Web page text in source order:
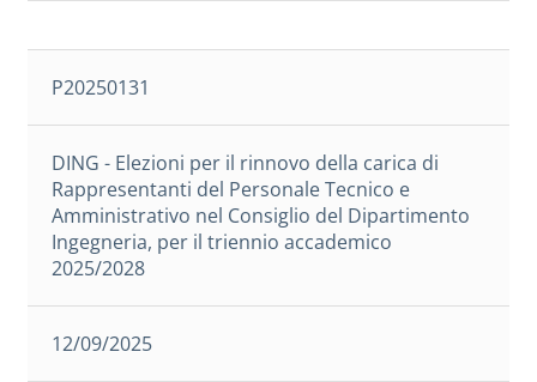
P20250131
DING - Elezioni per il rinnovo della carica di
Rappresentanti del Personale Tecnico e
Amministrativo nel Consiglio del Dipartimento
Ingegneria, per il triennio accademico
2025/2028
12/09/2025